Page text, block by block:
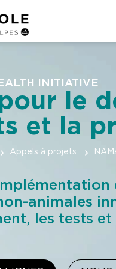
INITIATIVE
le
et la
Appels à projets
animales
les tests